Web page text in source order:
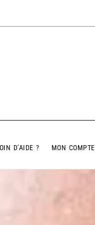
D’AIDE ? MON COMPTE